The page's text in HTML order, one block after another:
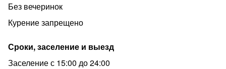
Без вечеринок
Курение запрещено
Сроки, заселение и выезд
Заселение с 15:00 до 24:00